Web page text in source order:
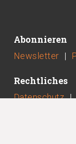
Abonnieren
Newsletter |
Rechtliches
Datenschutz